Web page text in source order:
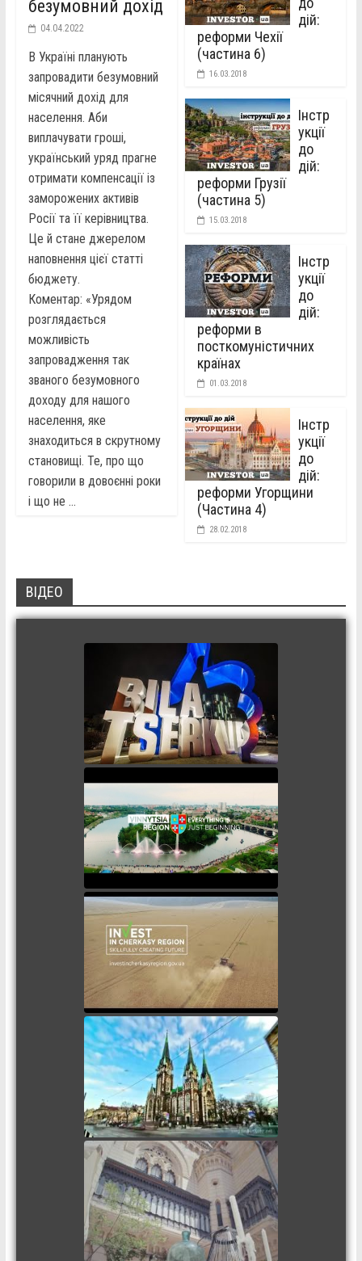
безумовний дохід
04.04.2022
В Україні планують
запровадити безумовний
місячний дохід для
населення. Аби
виплачувати гроші,
український уряд прагне
отримати компенсації із
заморожених активів
Росії та її керівництва.
Це й стане джерелом
наповнення цієї статті
бюджету.
Коментар: «Урядом
розглядається
можливість
запровадження так
званого безумовного
доходу для нашого
населення, яке
знаходиться в скрутному
становищі. Те, про що
говорили в довоєнні роки
і що не ...
дій:
реформи Чехії
(частина 6)
16.03.2018
Інстр
укції
до
дій:
реформи Грузії
(частина 5)
15.03.2018
Інстр
укції
до
дій:
реформи в
посткомуністичних
країнах
01.03.2018
Інстр
укції
до
дій:
реформи Угорщини
(Частина 4)
28.02.2018
ВІДЕО
Invest in Bila Tserkva (Інвестуй
в Білу Церкву)
(Вінницька область запрошує)
Invest in Cherkasy region
(Інвестуй в Черкаську
область)
Invest in Lviv region (Інвестуй в
Лівську область)
Invest in Odessa - best city for
business in Ukraine (Одеса
найкраще місто для бізнесу в
Україні)